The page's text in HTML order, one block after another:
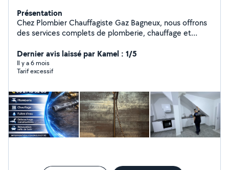
Présentation
Chez Plombier Chauffagiste Gaz Bagneux, nous offrons
des services complets de plomberie, chauffage et
assurons des interventions d'urgence 24h/24 et 7j/7
pour garantir votre confort et votre sécurité. « Plombier
professionnel à Paris et alentours, j'interviens
débouchages, réparations Installations : robinets,
chauffe-eau, WC, éviers Travail soigné & tarifs
transparents Disponibilité rapide Contactez-moi pour un
devis gratuit
Dernier avis laissé par Kamel : 1/5
Il y a 6 mois
Tarif excessif